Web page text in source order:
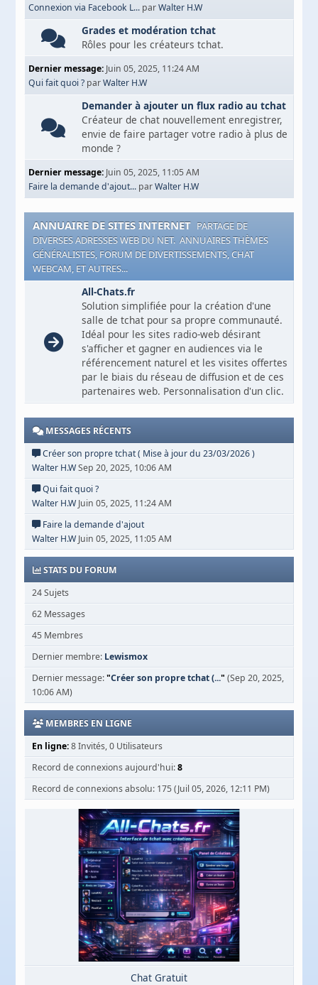
Connexion via Facebook L... parWalter H.W
Grades et modération tchat
Rôles pour les créateurs tchat.
Dernier message: Juin 05, 2025, 11:24 AM
Qui fait quoi ? parWalter H.W
Demander à ajouter un flux radio au tchat
Créateur de chat nouvellement enregistrer,
envie de faire partager votre radio à plus de
monde ?
Dernier message: Juin 05, 2025, 11:05 AM
Faire la demande d'ajout... parWalter H.W
ANNUAIRE DE SITES INTERNET PARTAGE DE
DIVERSES ADRESSES WEB DU NET. ANNUAIRES THÈMES
GÉNÉRALISTES, FORUM DE DIVERTISSEMENTS, CHAT
WEBCAM, ET AUTRES...
All-Chats.fr
Solution simplifiée pour la création d'une
salle de tchat pour sa propre communauté.
Idéal pour les sites radio-web désirant
s'afficher et gagner en audiences via le
référencement naturel et les visites offertes
par le biais du réseau de diffusion et de ces
partenaires web. Personnalisation d'un clic.
MESSAGES RÉCENTS
Créer son propre tchat ( Mise à jour du 23/03/2026 )
Walter H.WSep 20, 2025, 10:06 AM
Qui fait quoi ?
Walter H.W Juin 05, 2025, 11:24 AM
Faire la demande d'ajout
Walter H.W Juin 05, 2025, 11:05 AM
STATS DU FORUM
24 Sujets
62 Messages
45 Membres
Dernier membre: Lewismox
Dernier message:"Créer son propre tchat (..." (Sep 20, 2025,
10:06 AM)
MEMBRES EN LIGNE
En ligne:8 Invités, 0 Utilisateurs
Record de connexions aujourd'hui:8
Record de connexions absolu: 175 (Juil 05, 2026, 12:11 PM)
Chat Gratuit